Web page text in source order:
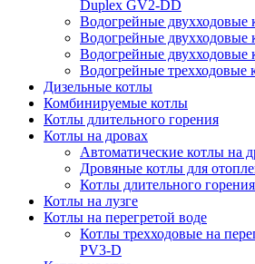
Duplex GV2-DD
Водогрейные двухходовые
Водогрейные двухходовые
Водогрейные двухходовые
Водогрейные трехходовые
Дизельные котлы
Комбинируемые котлы
Котлы длительного горения
Котлы на дровах
Автоматические котлы на
Дровяные котлы для
Котлы длительного
Котлы на лузге
Котлы на перегретой воде
Котлы трехходовые на
PV3-D